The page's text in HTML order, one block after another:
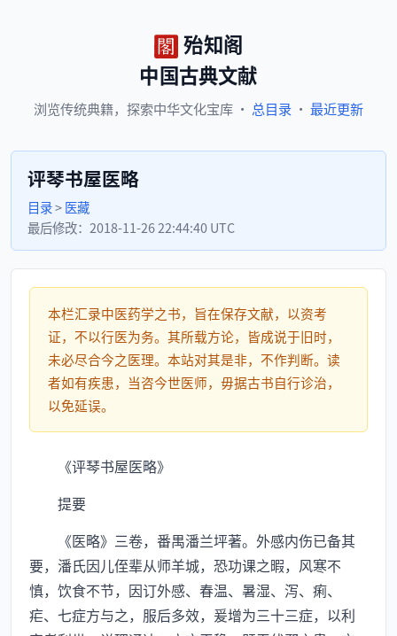
殆知阁
中国古典文献
浏览传统典籍， 探索中华文化宝库 · 总目录 · 最近更新
评琴书屋医略
目录>医藏
最后修改： 2018-11-26 22:44:40 UTC
本栏汇录中医药学之书，旨在保存文献，以资考
证，不以行医为务。其所载方论，皆成说于旧时，
未必尽合今之医理。本站对其是非，不作判断。读
者如有疾患，当咨今世医师，毋据古书自行诊治，
以免延误。
《评琴书屋医略》
提要
《医略》三卷，番禺潘兰坪著。外感内伤已备其
要，潘氏因儿侄辈从师羊城，恐功课之暇，风寒不
慎，饮食不节，因订外感、春温、暑湿、泻、痢、
疟、七症方与之，服后多效，爰增为三十三症，以利